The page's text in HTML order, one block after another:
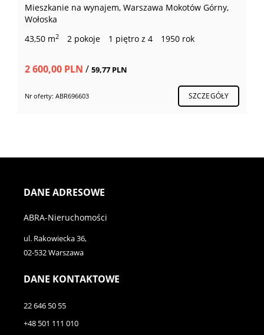
Mieszkanie na wynajem, Warszawa Mokotów Górny,
Wołoska
43,50 m2 2 pokoje 1 piętro z 4 1950 rok
2 600,00 PLN / 59,77 PLN
Nr oferty: ABR696603 SZCZEGÓŁY
DANE ADRESOWE
ABRA-Nieruchomości
ul. Rakowiecka 36,
02-532 Warszawa
DANE KONTAKTOWE
22 646 50 55
+48 501 111 010